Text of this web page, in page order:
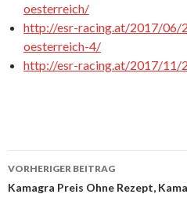
oesterreich/
http://esr-racing.at/2017/06/
oesterreich-4/
http://esr-racing.at/2017/11/
Beitrags-
VORHERIGER BEITRAG
Kamagra Preis Ohne Rezept,